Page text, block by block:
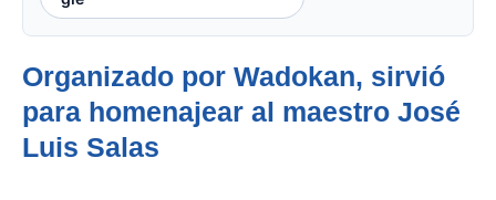
Organizado por Wadokan, sirvió
para homenajear al maestro José
Luis Salas